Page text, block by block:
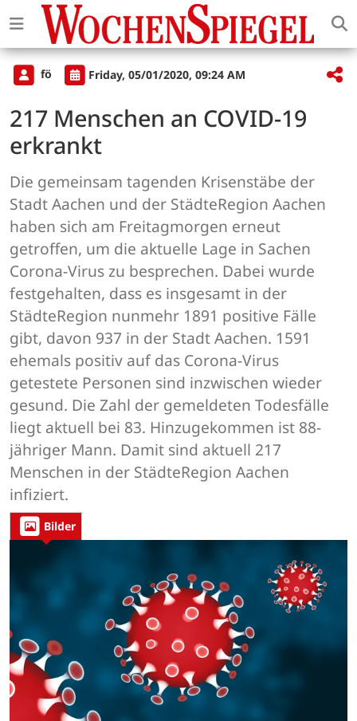
fö Friday, 05/01/2020, 09:24 AM
217 Menschen an COVID-19
erkrankt
Die gemeinsam tagenden Krisenstäbe der
Stadt Aachen und der StädteRegion Aachen
haben sich am Freitagmorgen erneut
getroffen, um die aktuelle Lage in Sachen
Corona-Virus zu besprechen. Dabei wurde
festgehalten, dass es insgesamt in der
StädteRegion nunmehr 1891 positive Fälle
gibt, davon 937 in der Stadt Aachen. 1591
ehemals positiv auf das Corona-Virus
getestete Personen sind inzwischen wieder
gesund. Die Zahl der gemeldeten Todesfälle
liegt aktuell bei 83. Hinzugekommen ist 88-
jähriger Mann. Damit sind aktuell 217
Menschen in der StädteRegion Aachen
infiziert.
Bilder